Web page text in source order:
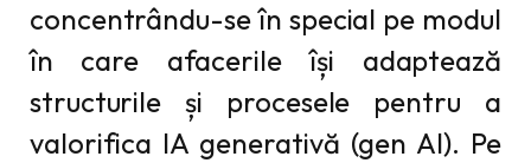
concentrându-se în special pe modul
în care afacerile își adaptează
structurile și procesele pentru a
valorifica IA generativă (gen AI). Pe